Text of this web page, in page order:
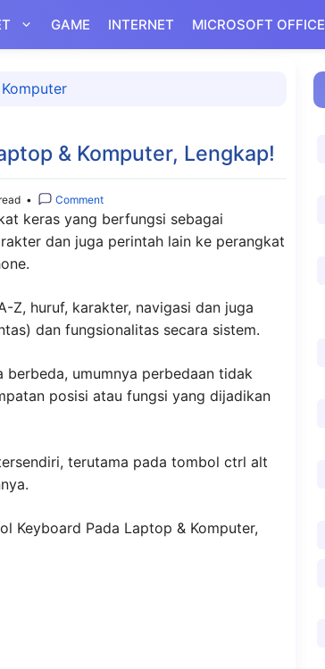
GAME INTERNET MICROSOFT OFFICE
Komputer
& Komputer, Lengkap!
• Comment
keras yang berfungsi sebagai
dan juga perintah lain ke perangkat
Z, huruf, karakter, navigasi dan juga
dan fungsionalitas secara sistem.
berbeda, umumnya perbedaan tidak
posisi atau fungsi yang dijadikan
terutama pada tombol ctrl alt
Keyboard Pada Laptop & Komputer,